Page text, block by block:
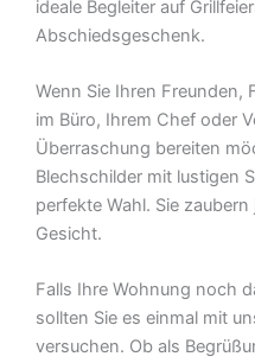
ideale Begleiter auf
Abschiedsgeschenk.
Wenn Sie Ihren Freunden,
im Büro, Ihrem Chef oder
Überraschung bereiten
Blechschilder mit lustigen
perfekte Wahl. Sie
Gesicht.
Falls Ihre Wohnung noch
sollten Sie es einmal mit
versuchen. Ob als